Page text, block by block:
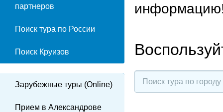
партнеров
Поиск тура по России
Поиск Круизов
Зарубежные туры (Online)
Прием в Александрове